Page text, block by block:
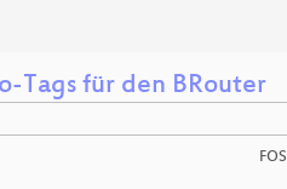
Tags für den BRouter